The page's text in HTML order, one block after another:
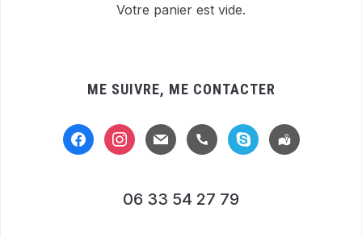
Votre panier est vide.
ME SUIVRE, ME CONTACTER
facebookinstagram
mail handsetskype
location-
alt
06 33 54 27 79